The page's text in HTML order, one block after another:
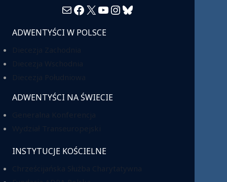
MailFacebook
X YouTube
Instagram
Bluesky
ADWENTYŚCI W POLSCE
ADWENTYŚCI NA ŚWIECIE
INSTYTUCJE KOŚCIELNE